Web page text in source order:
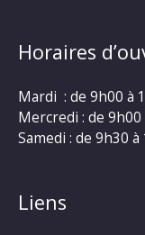
Horaires
Mardi : de 9h00 à
Mercredi : de
Samedi : de 9h30 à
Liens